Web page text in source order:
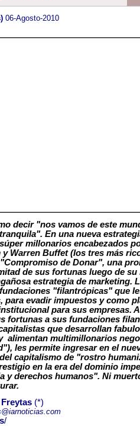
06-Agosto-2010
decir "nos vamos de este
En una nueva
millonarios encabezados
y Warren Buffet (los tres más
de Donar", una
de sus fortunas luego de su
estrategia de marketing.
"filantrópicas" que
para evadir impuestos y como
para sus empresas.
fortunas a sus fundaciones
que desarrollan
alimentan multimillonarios
les permite ingresar en el
capitalismo de "rostro
en la era del dominio
y derechos humanos". Ni
(*)
/